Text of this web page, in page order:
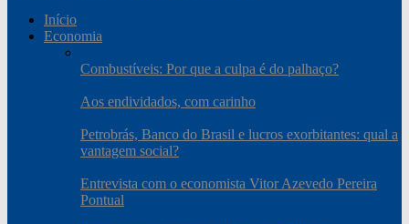
Início
Economia
Combustíveis: Por que a culpa é do palhaço?
Aos endividados, com carinho
Petrobrás, Banco do Brasil e lucros exorbitantes: qual a
vantagem social?
Entrevista com o economista Vitor Azevedo Pereira
Pontual